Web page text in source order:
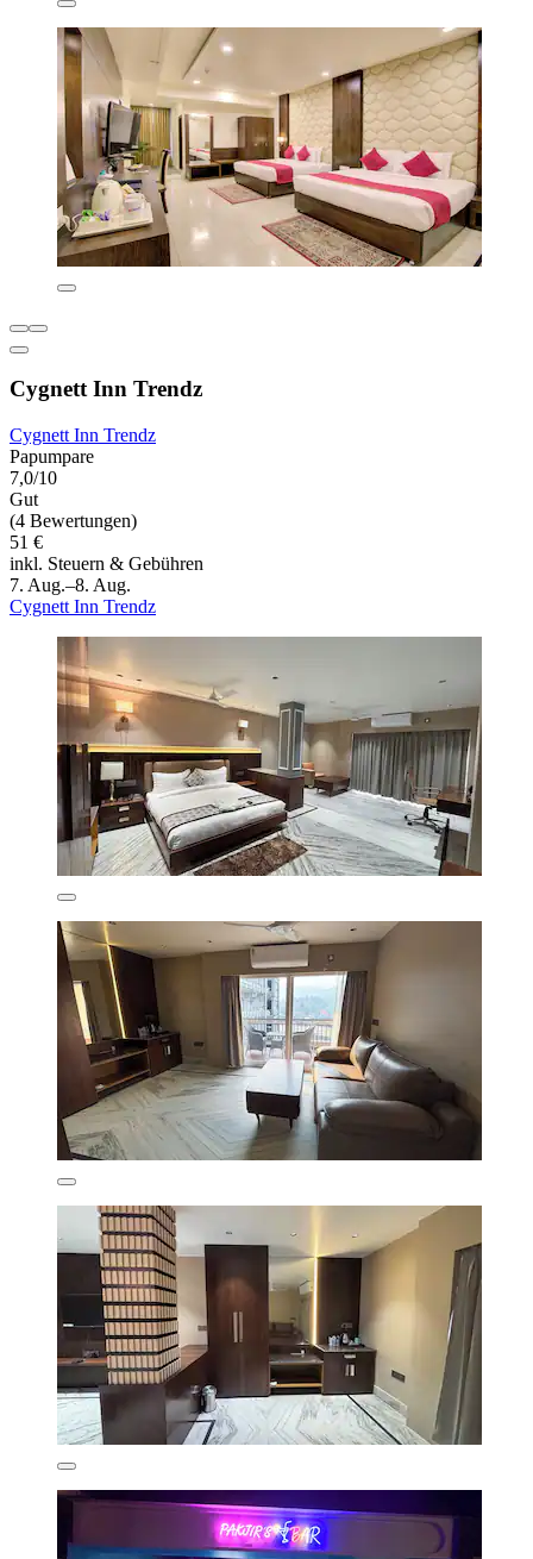
Cygnett Inn Trendz
Cygnett Inn Trendz
Papumpare
7,0/10
Gut
(4 Bewertungen)
51 €
inkl. Steuern & Gebühren
7. Aug.–8. Aug.
Cygnett Inn Trendz